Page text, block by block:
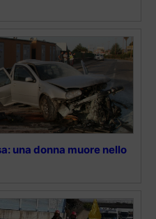
una donna muore nello